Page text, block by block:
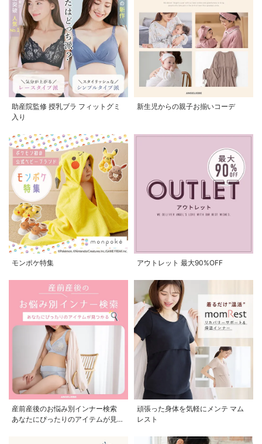
助産院監修 授乳ブラ フィットグミ
入り
新生児からの親子お揃いコーデ
モンポケ特集 アウトレット 最大90%OFF
産前産後のお悩み別インナー検索
あなたにぴったりのアイテムが見つ
頑張った身体を気軽にメンテ マム
レスト